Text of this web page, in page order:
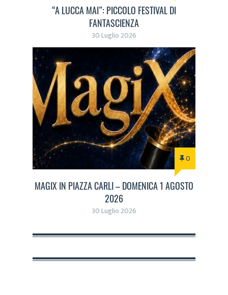
“A LUCCA MAI”: PICCOLO FESTIVAL DI
FANTASCIENZA
30 Luglio 2026
0
MAGIX IN PIAZZA CARLI – DOMENICA 1 AGOSTO
2026
30 Luglio 2026